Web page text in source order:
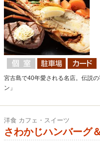
宮古島で40年愛される名店。伝説
ン」
洋食 カフェ・スイーツ
さわかじハンバーグ